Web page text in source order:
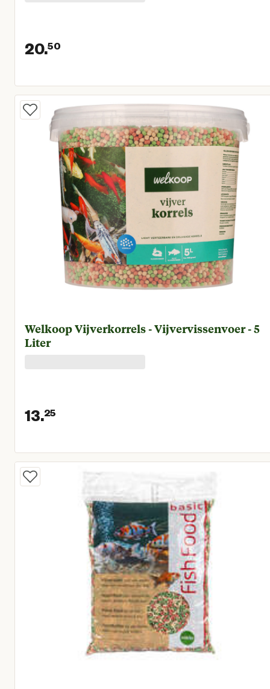
20.50
Huidige prijs € 20,50
Welkoop Vijverkorrels - Vijvervissenvoer - 5
Liter
13.25
Huidige prijs € 13,25